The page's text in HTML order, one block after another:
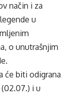
način i za
u
o unutrašnjim
će biti odigrana
i u